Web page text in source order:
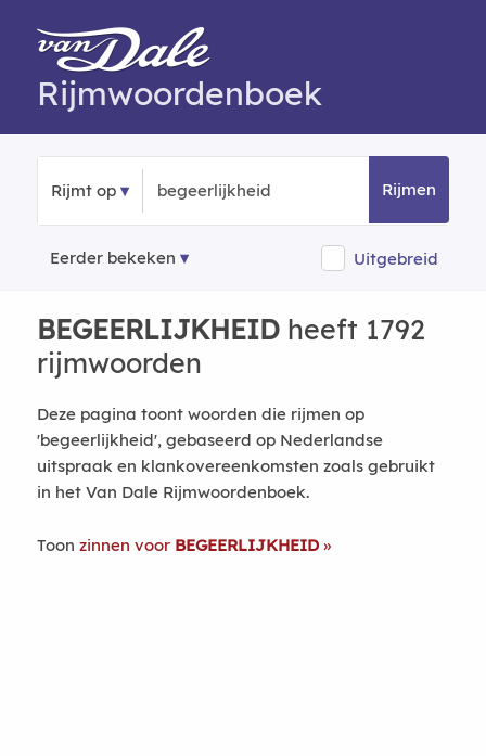
Rijmwoordenboek
Rijmt op Rijmen
Eerder bekeken Uitgebreid
BEGEERLIJKHEIDheeft 1792
rijmwoorden
Deze pagina toont woorden die rijmen op
'begeerlijkheid', gebaseerd op Nederlandse
uitspraak en klankovereenkomsten zoals gebruikt
in het Van Dale Rijmwoordenboek.
Toon zinnen voor BEGEERLIJKHEID